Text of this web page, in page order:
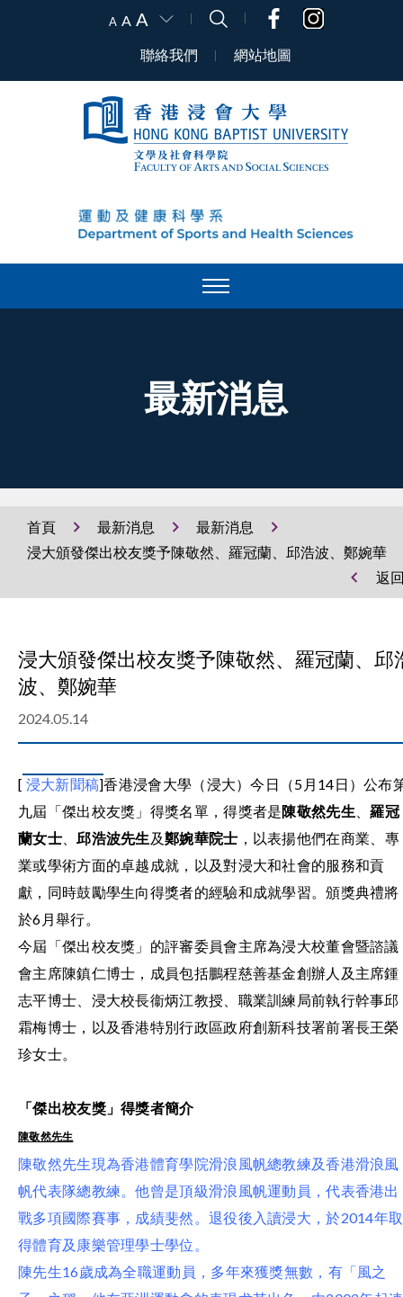
A A A
聯絡我們 網站地圖
最新消息
首頁 最新消息
最新消息
浸大頒發傑出校友獎予陳敬然、羅冠蘭、邱浩波、鄭婉華
返
浸大頒發傑出校友獎予陳敬然、羅冠蘭、邱
波、鄭婉華
2024.05.14
[ 浸大新聞稿]香港浸會大學（浸大）今日（5月14日）公布
九屆「傑出校友獎」得獎名單，得獎者是陳敬然先生 、羅冠
蘭女士、邱浩波先生 及鄭婉華院士 ，以表揚他們在商業、專
業或學術方面的卓越成就，以及對浸大和社會的服務和貢
獻，同時鼓勵學生向得獎者的經驗和成就學習。頒獎典禮將
於6月舉行。
今屆「傑出校友獎」的評審委員會主席為浸大校董會暨諮議
會主席陳鎮仁博士，成員包括鵬程慈善基金創辦人及主席鍾
志平博士、浸大校長衞炳江教授、職業訓練局前執行幹事邱
霜梅博士，以及香港特別行政區政府創新科技署前署長王榮
珍女士。
「傑出校友獎」得獎者簡介
陳敬然先生
陳敬然先生現為香港體育學院滑浪風帆總教練及香港滑浪風
帆代表隊總教練。他曾是頂級滑浪風帆運動員，代表香港出
戰多項國際賽事，成績斐然。退役後入讀浸大，於2014年取
得體育及康樂管理學士學位。
陳先生16歲成為全職運動員，多年來獲獎無數，有「風之